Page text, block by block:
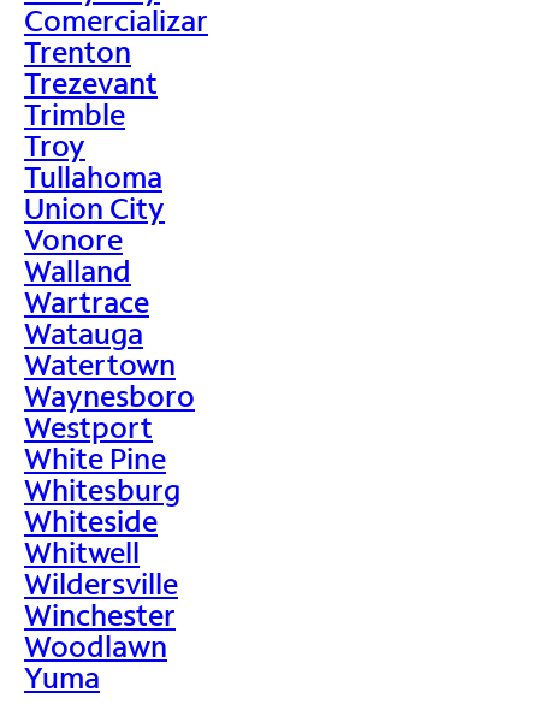
Comercializar
Trenton
Trezevant
Trimble
Troy
Tullahoma
Union City
Vonore
Walland
Wartrace
Watauga
Watertown
Waynesboro
Westport
White Pine
Whitesburg
Whiteside
Whitwell
Wildersville
Winchester
Woodlawn
Yuma